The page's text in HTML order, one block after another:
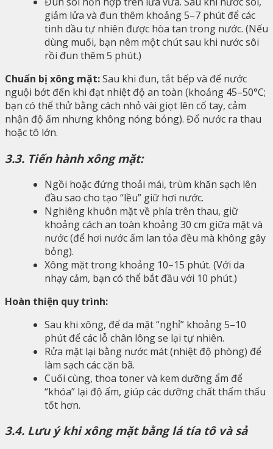
giảm lửa và đun thêm khoảng 5–7 phút để các
tinh dầu tự nhiên được hòa tan trong nước. (Nếu
dùng muối, bạn nêm một chút sau khi nước sôi
rồi đun thêm 5 phút.)
Chuẩn bị xông mặt:Sau khi đun, tắt bếp và để nước
nguội bớt đến khi đạt nhiệt độ an toàn (khoảng 45–50°C;
bạn có thể thử bằng cách nhỏ vài giọt lên cổ tay, cảm
nhận độ ấm nhưng không nóng bỏng). Đổ nước ra thau
hoặc tô lớn.
3.3. Tiến hành xông mặt:
Ngồi hoặc đứng thoải mái, trùm khăn sạch lên
đầu sao cho tạo “lều” giữ hơi nước.
Nghiêng khuôn mặt về phía trên thau, giữ
khoảng cách an toàn khoảng 30 cm giữa mặt và
nước (để hơi nước ấm lan tỏa đều mà không gây
bỏng).
Xông mặt trong khoảng 10–15 phút. (Với da
nhạy cảm, bạn có thể bắt đầu với 10 phút.)
Hoàn thiện quy trình:
Sau khi xông, để da mặt “nghỉ” khoảng 5–10
phút để các lỗ chân lông se lại tự nhiên.
Rửa mặt lại bằng nước mát (nhiệt độ phòng) để
làm sạch các cặn bã.
Cuối cùng, thoa toner và kem dưỡng ẩm để
“khóa” lại độ ẩm, giúp các dưỡng chất thẩm thấu
tốt hơn.
3.4. Lưu ý khi xông mặt bằng lá tía tô và sả